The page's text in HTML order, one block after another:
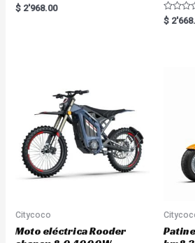
R
a
$ 2'968.00
R
a
$
Citycoco
Moto eléctrica Rooder